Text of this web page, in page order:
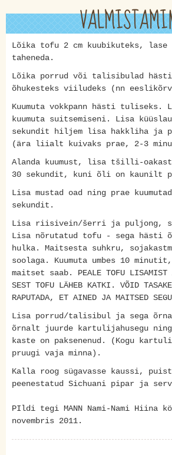
Lõika tofu 2 cm kuubikuteks, lase
taheneda.
Lõika porrud või talisibulad
õhukesteks viiludeks (nn
Kuumuta vokkpann hästi
kuumuta suitsemiseni. Lisa
sekundit hiljem lisa hakkliha ja
(ära liialt kuivaks prae, 2-3
Alanda kuumust, lisa tšilli-
30 sekundit, kuni õli on kaunilt
Lisa mustad oad ning prae
sekundit.
Lisa riisivein/šerri ja puljong,
Lisa nõrutatud tofu - sega hästi
hulka. Maitsesta suhkru,
soolaga. Kuumuta umbes 10
maitset saab. PEALE TOFU LISAMIST
SEST TOFU LÄHEB KATKI. VÕID
RAPUTADA, ET AINED JA MAITSED
Lisa porrud/talisibul ja sega
õrnalt juurde kartulijahusegu ning
kaste on paksenenud. (Kogu
pruugi vaja minna).
Kalla roog sügavasse kaussi,
peenestatud Sichuani pipar ja
PIldi tegi MANN Nami-Nami Hiina
novembris 2011.